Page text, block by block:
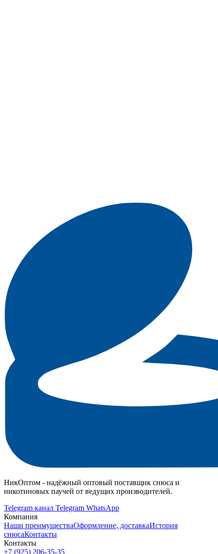
НикОптом - надёжный оптовый поставщик снюса и
никотиновых паучей от ведущих производителей.
Telegram канал Telegram WhatsApp
Компания
Наши преимуществаОформление, доставкаИстория
снюсаКонтакты
Контакты
+7 (925) 206‑35‑35